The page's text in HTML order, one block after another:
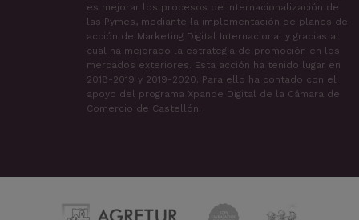
es mejorar los procesos de internacionalización de
las Pymes, mediante la implementación de planes de
acción de Marketing Digital Internacional y gracias al
cual ha mejorado la estrategia de promoción en los
mercados exteriores. Esta acción ha tenido lugar en
2018-2019 y 2019-2020. Para ello ha contado con el
apoyo del programa Xpande Digital de la Cámara de
Comercio de Castellón.